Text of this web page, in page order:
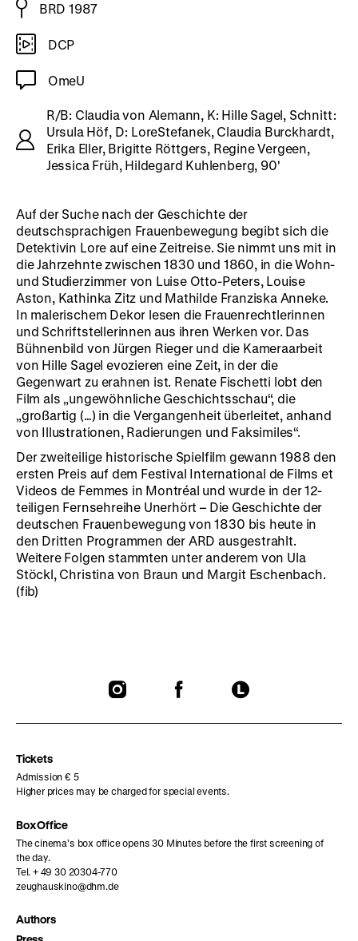
BRD 1987
DCP
OmeU
R/B: Claudia von Alemann, K: Hille Sagel, Schnitt:
Ursula Höf, D: LoreStefanek, Claudia Burckhardt,
Erika Eller, Brigitte Röttgers, Regine Vergeen,
Jessica Früh, Hildegard Kuhlenberg, 90'
Auf der Suche nach der Geschichte der
deutschsprachigen Frauenbewegung begibt sich die
Detektivin Lore auf eine Zeitreise. Sie nimmt uns mit in
die Jahrzehnte zwischen 1830 und 1860, in die Wohn-
und Studierzimmer von Luise Otto-Peters, Louise
Aston, Kathinka Zitz und Mathilde Franziska Anneke.
In malerischem Dekor lesen die Frauenrechtlerinnen
und Schriftstellerinnen aus ihren Werken vor. Das
Bühnenbild von Jürgen Rieger und die Kameraarbeit
von Hille Sagel evozieren eine Zeit, in der die
Gegenwart zu erahnen ist. Renate Fischetti lobt den
Film als „ungewöhnliche Geschichtsschau“, die
„großartig (…) in die Vergangenheit überleitet, anhand
von Illustrationen, Radierungen und Faksimiles“.
Der zweiteilige historische Spielfilm gewann 1988 den
ersten Preis auf dem Festival International de Films et
Videos de Femmes in Montréal und wurde in der 12-
teiligen Fernsehreihe Unerhört – Die Geschichte der
deutschen Frauenbewegung von 1830 bis heute in
den Dritten Programmen der ARD ausgestrahlt.
Weitere Folgen stammten unter anderem von Ula
Stöckl, Christina von Braun und Margit Eschenbach.
(fib)
To
To
To
Tickets
Admission € 5
Higher prices may be charged for special events.
Box Office
The cinema’s box office opens 30 Minutes before the first screening of
the day.
Tel. + 49 30 20304-770
zeughauskino@dhm.de
Authors